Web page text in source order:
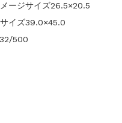
メージサイズ26.5×20.5
39.0×45.0
500